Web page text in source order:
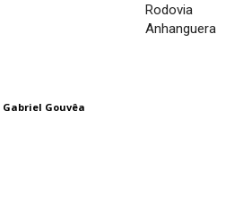
Rodovia
Anhanguera
Gabriel Gouvêa